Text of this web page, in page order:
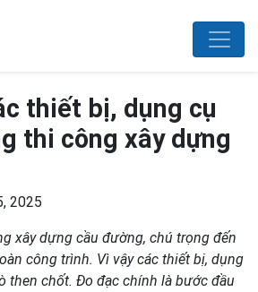
thiết bị, dụng cụ
thi công xây dựng
2025
xây dựng cầu đường, chú trọng đến
công trình. Vì vậy các thiết bị, dụng
then chốt. Đo đạc chính là bước đầu